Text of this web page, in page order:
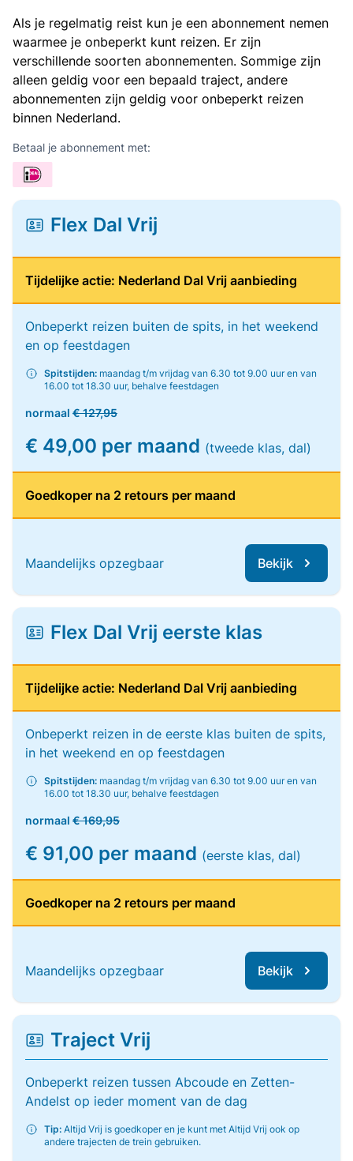
Als je regelmatig reist kun je een abonnement nemen
waarmee je onbeperkt kunt reizen. Er zijn
verschillende soorten abonnementen. Sommige zijn
alleen geldig voor een bepaald traject, andere
abonnementen zijn geldig voor onbeperkt reizen
binnen Nederland.
Betaal je abonnement met:
Flex Dal Vrij
Tijdelijke actie: Nederland Dal Vrij aanbieding
Onbeperkt reizen buiten de spits, in het weekend
en op feestdagen
Spitstijden: maandag t/m vrijdag van 6.30 tot 9.00 uur en van
16.00 tot 18.30 uur, behalve feestdagen
normaal € 127,95
€ 49,00 per maand (tweede klas, dal)
Goedkoper na 2 retours per maand
Maandelijks opzegbaar Bekijk
Flex Dal Vrij eerste klas
Tijdelijke actie: Nederland Dal Vrij aanbieding
Onbeperkt reizen in de eerste klas buiten de spits,
in het weekend en op feestdagen
Spitstijden: maandag t/m vrijdag van 6.30 tot 9.00 uur en van
16.00 tot 18.30 uur, behalve feestdagen
normaal € 169,95
€ 91,00 per maand (eerste klas, dal)
Goedkoper na 2 retours per maand
Maandelijks opzegbaar Bekijk
Traject Vrij
Onbeperkt reizen tussen Abcoude en Zetten-
Andelst op ieder moment van de dag
Tip: Altijd Vrij is goedkoper en je kunt met Altijd Vrij ook op
andere trajecten de trein gebruiken.